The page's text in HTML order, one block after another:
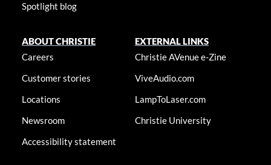
Spotlight blog
ABOUT CHRISTIE
Careers
Customer stories
Locations
Newsroom
Accessibility statement
EXTERNAL LINKS
Christie AVenue e-Zine
ViveAudio.com
LampToLaser.com
Christie University